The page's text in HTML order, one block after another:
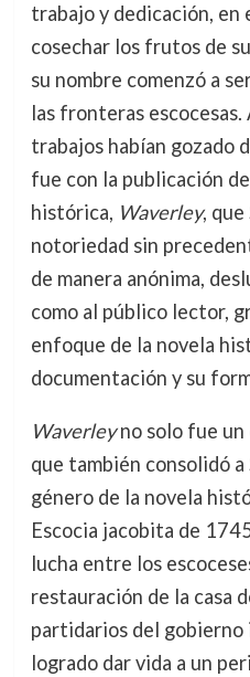
trabajo y dedicación, en
cosechar los frutos de
su nombre comenzó a
las fronteras
trabajos habían gozado
fue con la publicación
histórica, Waverley,
notoriedad sin
de manera anónima,
como al público lector,
enfoque de la novela
documentación y su
Waverleyno solo fue un
que también consolidó
género de la novela
Escocia jacobita de
lucha entre los
restauración de la casa
partidarios del gobierno
logrado dar vida a un